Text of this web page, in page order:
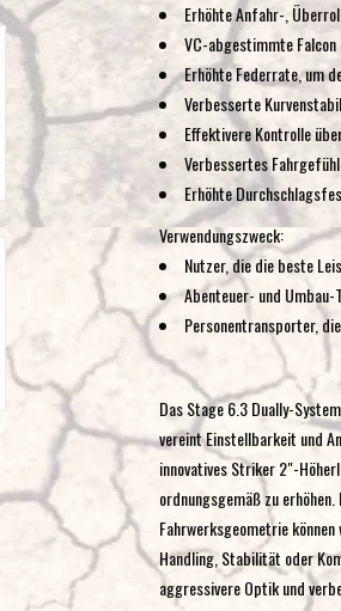
Erhöhte Anfahr-,
VC-abgestimmte
Erhöhte Federrate, um
Verbesserte
Effektivere Kontrolle
Verbessertes
Erhöhte
Verwendungszweck:
Nutzer, die die beste
Abenteuer- und
Personentransporter,
Das Stage 6.3 Dually-
vereint Einstellbarkeit und
innovatives Striker 2"-
ordnungsgemäß zu
Fahrwerksgeometrie
Handling, Stabilität oder
aggressivere Optik und